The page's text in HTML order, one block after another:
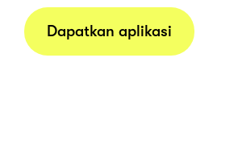
Dapatkan aplikasi